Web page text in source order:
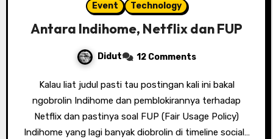
Event Technology
Antara Indihome, Netflix dan FUP
Didut 12 Comments
Kalau liat judul pasti tau postingan kali ini bakal
ngobrolin Indihome dan pemblokirannya terhadap
Netflix dan pastinya soal FUP (Fair Usage Policy)
Indihome yang lagi banyak diobrolin di timeline social…